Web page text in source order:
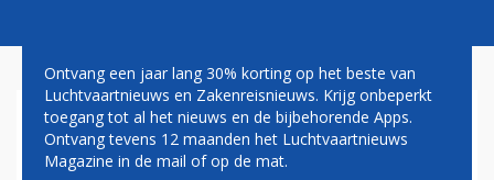
10 PROCENT MEER LOON
VOOR CABINEPERSONEEL
Ontvang een jaar lang 30% korting op het beste van
Luchtvaartnieuws en Zakenreisnieuws. Krijg onbeperkt
toegang tot al het nieuws en de bijbehorende Apps.
Ontvang tevens 12 maanden het Luchtvaartnieuws
Magazine in de mail of op de mat.